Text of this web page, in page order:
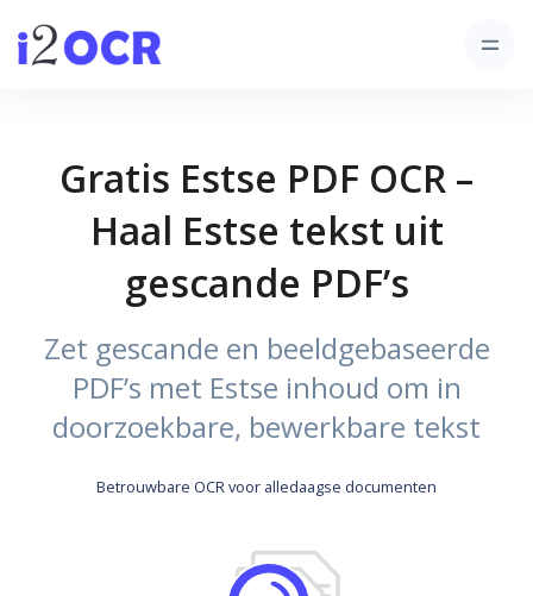
Gratis Estse PDF OCR –
Haal Estse tekst uit
gescande PDF’s
Zet gescande en beeldgebaseerde
PDF’s met Estse inhoud om in
doorzoekbare, bewerkbare tekst
Betrouwbare OCR voor alledaagse documenten